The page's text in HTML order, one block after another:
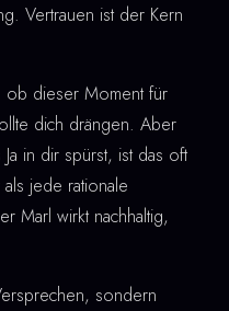
Vertrauen ist der Kern
ob dieser Moment für
dich drängen. Aber
in dir spürst, ist das oft
jede rationale
Marl wirkt nachhaltig,
sondern